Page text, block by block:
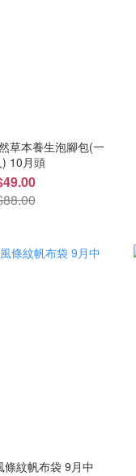
草本養生泡腳包(一
包30入) 10月頭
紋帆布袋 9月中